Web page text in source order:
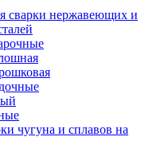
сварки нержавеющих и
чугуна и сплавов на